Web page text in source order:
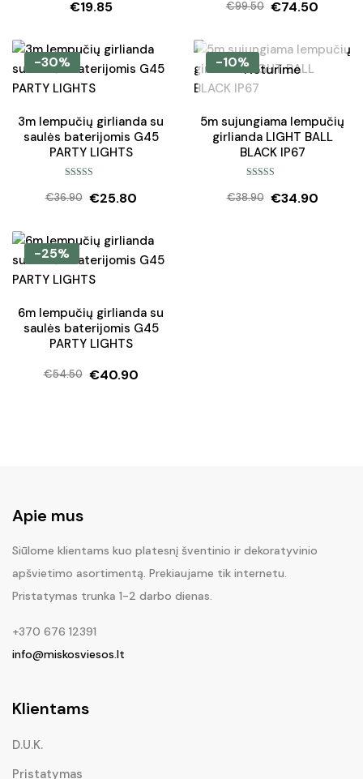
5.00iš 5
€19.85 €99.50
Original
was:
€99.50.
€74.50
Current
is:
€74.50.
-30%
3m lempučių girlianda su
saulės baterijomis G45
PARTY LIGHTS
5.00iš 5
€36.90
Original
was:
€36.90.
€25.80
Current
is:
€25.80.
-10%Neturime
5m sujungiama lempučių
girlianda LIGHT BALL
BLACK IP67
5.00iš 5
€38.90
Original
€34.90
Current
-25%
6m lempučių girlianda su
saulės baterijomis G45
PARTY LIGHTS
€54.50
Original
€40.90
Current
Apie mus
Siūlome klientams kuo platesnį šventinio ir dekoratyvinio
apšvietimo asortimentą. Prekiaujame tik internetu.
Pristatymas trunka 1-2 darbo dienas.
+370 676 12391
info@miskosviesos.lt
Klientams
D.U.K.
Pristatymas